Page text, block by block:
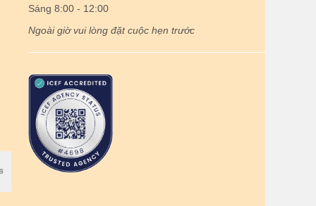
Sáng 8:00 - 12:00
Ngoài giờ vui lòng đặt cuộc hẹn trước